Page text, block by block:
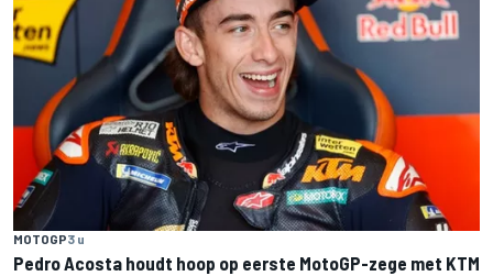
MOTOGP3 u
Pedro Acosta houdt hoop op eerste MotoGP-zege met KTM